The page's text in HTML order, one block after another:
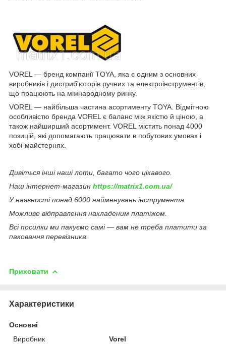
VOREL — бренд компанії TOYA, яка є одним з основних
виробників і дистриб'юторів ручних та електроінструментів,
що працюють на міжнародному ринку.
VOREL — найбільша частина асортименту TOYA. Відмітною
особливістю бренда VOREL є баланс між якістю й ціною, а
також найширший асортимент. VOREL містить понад 4000
позицій, які допомагають працювати в побутових умовах і
хобі-майстернях.
Дивіться інші наші лоти, багато чого цікавого.
Наш інтернет-магазин https://matrix1.com.ua/
У наявності понад 6000 найменувань інструмента
Можливе відправлення накладеним платіжом.
Всі посилки ми пакуємо самі — вам не треба платити за
паковання перевізника.
Приховати
Характеристики
Основні
Виробник
Vorel